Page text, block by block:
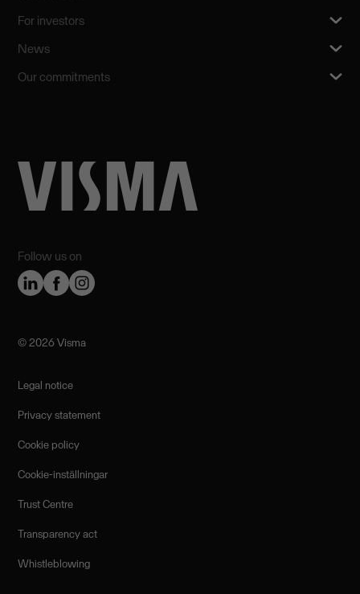
Follow us on
For investors
News
Our commitments
©️ 2026 Visma
Legal notice
Privacy statement
Cookie policy
Cookie-inställningar
Trust Centre
Transparency act
Whistleblowing